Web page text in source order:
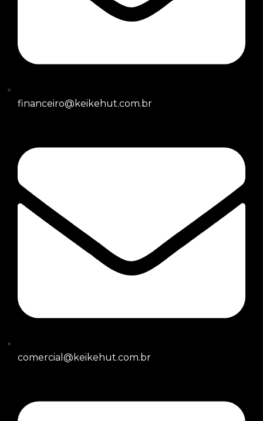
financeiro@keikehut.com.br
comercial@keikehut.com.br